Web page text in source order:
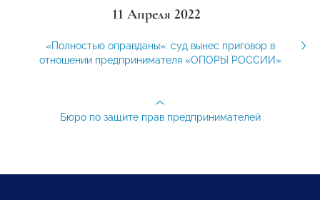
11 Апреля 2022
«Полностью оправданы»: суд вынес приговор в
отношении предпринимателя «ОПОРЫ РОССИИ»
Бюро по защите прав предпринимателей